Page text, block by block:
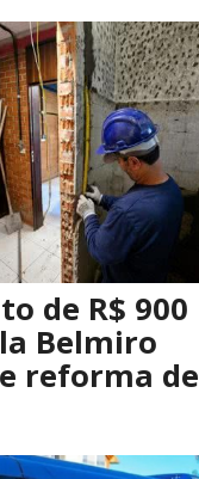
de R$ 900
Belmiro
reforma de